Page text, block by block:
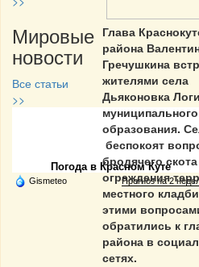
Мировые
новости
Все статьи
>>
Частная реклама
Погода в Красном Куте
Gismeteo Прогноз на 2
Глава
района
Гречушкина
жителями села
Дьяконовка
муниципального
образования.
беспокоят
бродячего
ограждения
местного
этими
обратились к
района в
сетях.